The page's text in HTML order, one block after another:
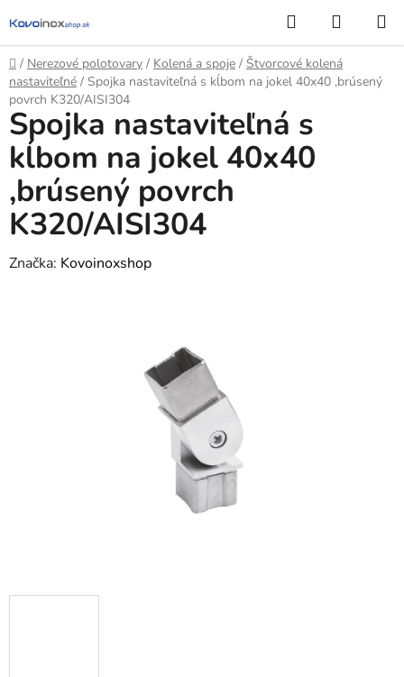
na
obsah
Hľadať
KOŠÍK
Domov
/ Nerezové polotovary / Kolená a spoje / Štvorcové kolená
nastaviteľné / Spojka nastaviteľná s kĺbom na jokel 40x40 ,brúsený
povrch K320/AISI304
Spojka nastaviteľná s
kĺbom na jokel 40x40
,brúsený povrch
K320/AISI304
Značka: Kovoinoxshop